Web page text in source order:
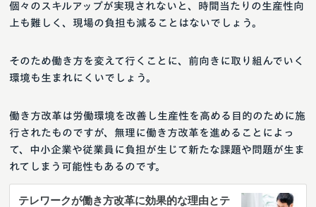
個々のスキルアップが実現されないと、時間当たりの生産性向
上も難しく、現場の負担も減ることはないでしょう。
そのため働き方を変えて行くことに、前向きに取り組んでいく
環境も生まれにくいでしょう。
働き方改革は労働環境を改善し生産性を高める目的のために施
行されたものですが、無理に働き方改革を進めることによっ
て、中小企業や従業員に負担が生じて新たな課題や問題が生ま
れてしまう可能性もあるのです。